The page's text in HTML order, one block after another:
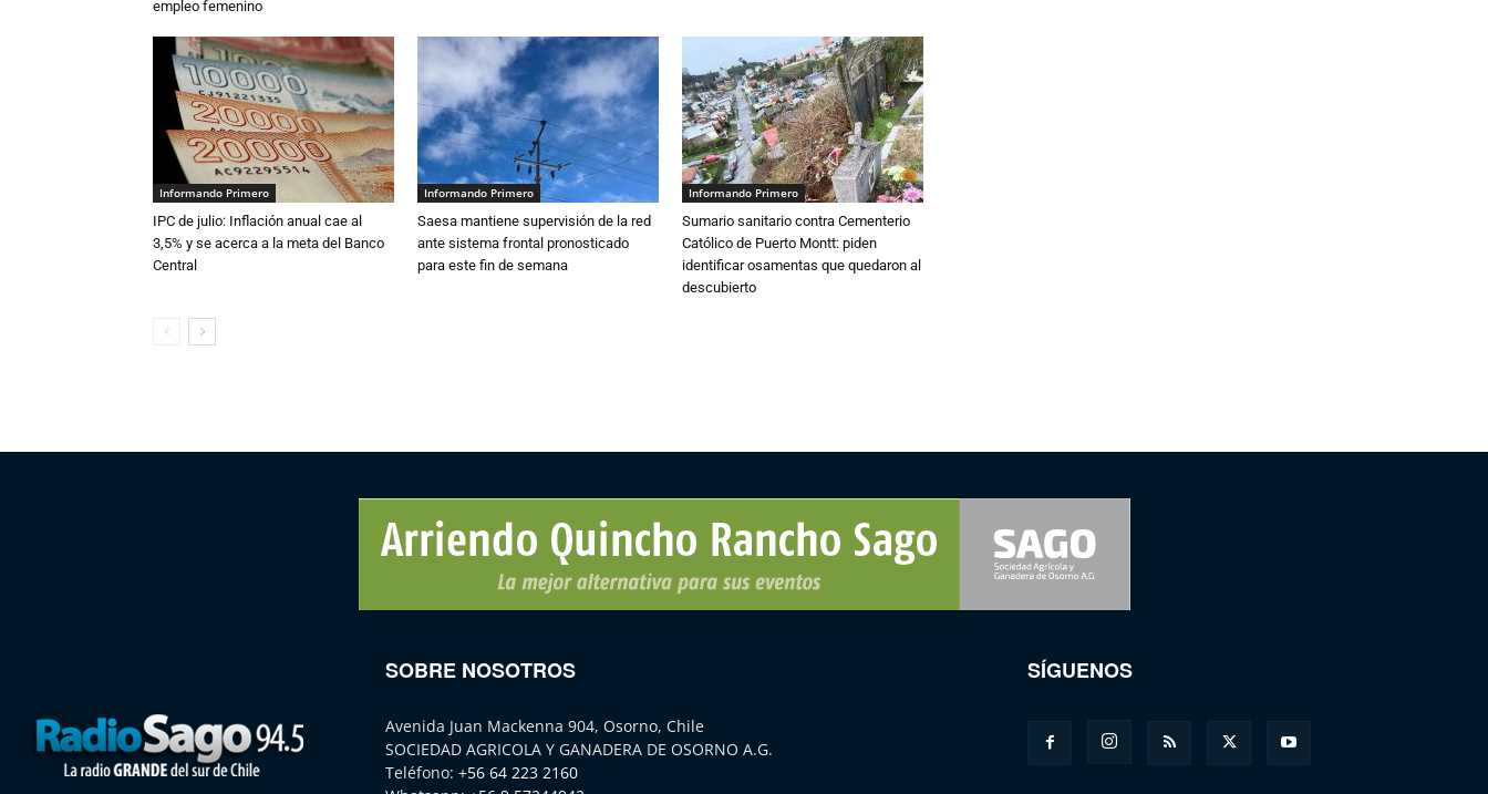
empleo femenino
Informando Primero
IPC de julio: Inflación anual cae al
3,5% y se acerca a la meta del Banco
Central
Informando Primero
Saesa mantiene supervisión de la red
ante sistema frontal pronosticado
para este fin de semana
Informando Primero
Sumario sanitario contra Cementerio
Católico de Puerto Montt: piden
identificar osamentas que quedaron al
descubierto
SOBRE NOSOTROS
Avenida Juan Mackenna 904, Osorno, Chile
SOCIEDAD AGRICOLA Y GANADERA DE OSORNO A.G.
Teléfono: +56 64 223 2160
SÍGUENOS